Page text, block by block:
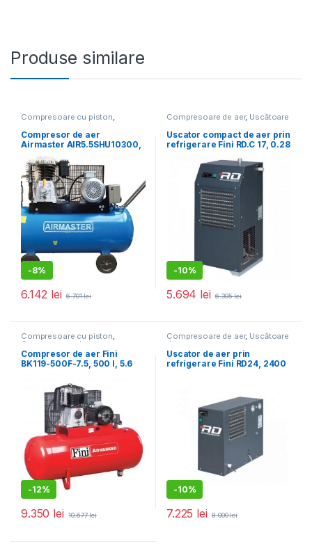
Produse similare
Compresoare cu piston,
Compresor de aer
Airmaster AIR5.5SHU10300,
-8%
6.142 lei 6.701lei
Compresoare de aer, Uscătoare
Uscator compact de aer prin
refrigerare Fini RD.C 17, 0.28
-10%
5.694 lei 6.305lei
Compresoare cu piston,
Compresoare de aer
Compresor de aer Fini
BK119-500F-7.5, 500 l, 5.6
-12%
9.350 lei 10.677lei
Compresoare de aer, Uscătoare
de aer
Uscator de aer prin
refrigerare Fini RD24, 2400
-10%
7.225 lei 8.000lei